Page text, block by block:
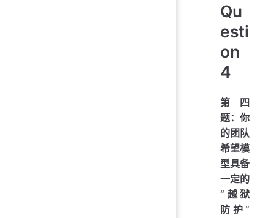
Qu
esti
on
4
第四
题：你
的团队
希望模
型具备
一定的
“越狱
防护”